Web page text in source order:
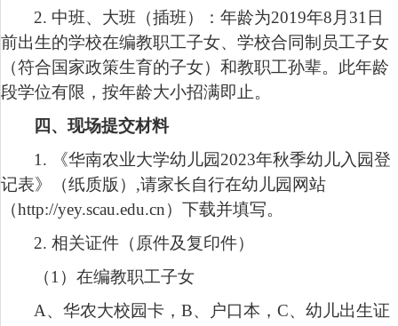
2. 中班、大班（插班）：年龄为2019年8 月 31 日
前出生的学校在编教职工子女、学校合同制员工子女
（符合国家政策生育的子女）和教职工孙辈。此年龄
段学位有限，按年龄大小招满即止。
四、现场提交材料
1.
《华南农业大学幼儿园2023年秋季幼儿入园登
记表》（纸质版） ,请家长自行在幼儿园网站
（http://yey.scau.edu.cn）下载并填写。
2. 相关证件（原件及复印件）
（1 ）在编教职工子女
A、华农大校园卡， B、户口本， C、幼儿出生证